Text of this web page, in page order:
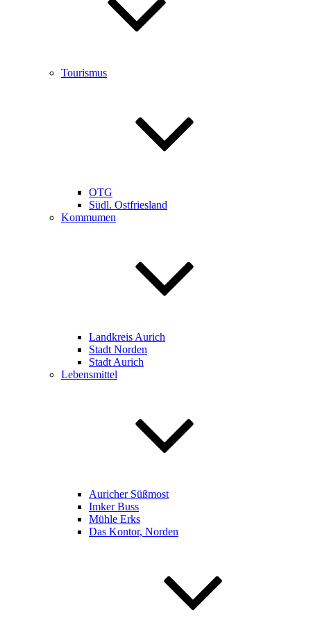
Tourismus
OTG
Südl. Ostfriesland
Kommumen
Landkreis Aurich
Stadt Norden
Stadt Aurich
Lebensmittel
Auricher Süßmost
Imker Buss
Mühle Erks
Das Kontor, Norden